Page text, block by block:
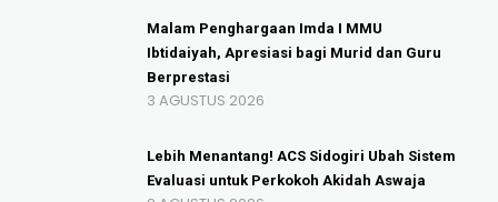
Malam Penghargaan Imda I MMU
Ibtidaiyah, Apresiasi bagi Murid dan Guru
Berprestasi
3 AGUSTUS 2026
Lebih Menantang! ACS Sidogiri Ubah Sistem
Evaluasi untuk Perkokoh Akidah Aswaja